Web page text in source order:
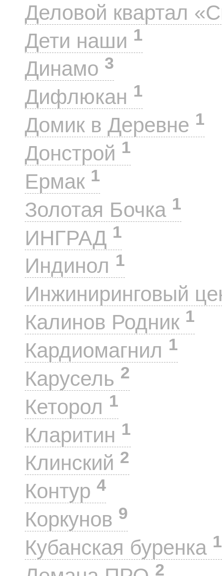
Деловой квартал
Дети наши 1
Динамо 3
Дифлюкан 1
Домик в Деревне 1
Донстрой 1
Ермак 1
Золотая Бочка 1
ИНГРАД 1
Индинол 1
Инжиниринговый
Калинов Родник 1
Кардиомагнил 1
Карусель 2
Кеторол 1
Кларитин 1
Клинский 2
Контур 4
Коркунов 9
Кубанская буренка 1
2